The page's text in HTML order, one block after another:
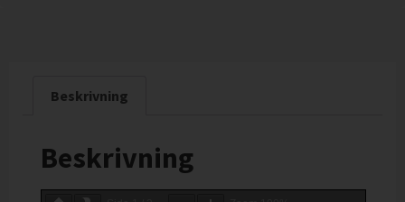
Beskrivning
Beskrivning